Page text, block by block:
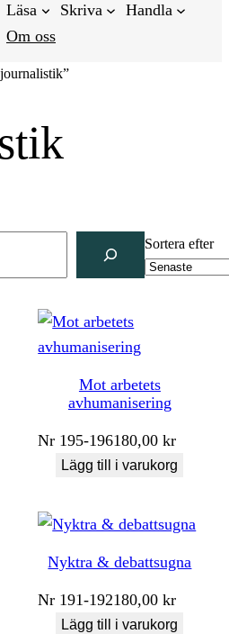
Läsa Skriva
Handla
Om oss
Sortera efter
Mot arbetets
avhumanisering
Nr 195-196180,00kr
Lägg till i varukorg
Nyktra & debattsugna
Nr 191-192180,00kr
Lägg till i varukorg